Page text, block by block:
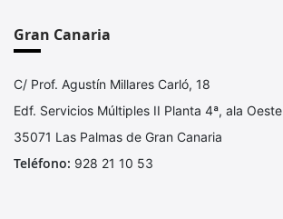
Gran Canaria
C/ Prof. Agustín Millares Carló, 18
Edf. Servicios Múltiples II Planta 4ª, ala Oeste
35071 Las Palmas de Gran Canaria
Teléfono: 928 21 10 53